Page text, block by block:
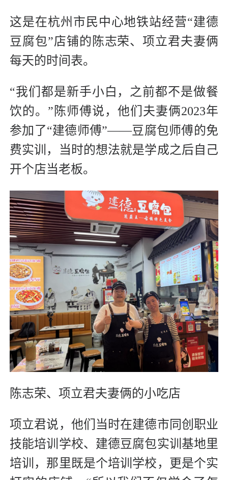
这是在杭州市民中心地铁站经营“建德
豆腐包”店铺的陈志荣、项立君夫妻俩
每天的时间表。
“我们都是新手小白，之前都不是做餐
饮的。”陈师傅说，他们夫妻俩2023年
参加了“建德师傅”——豆腐包师傅的免
费实训，当时的想法就是学成之后自己
开个店当老板。
陈志荣、项立君夫妻俩的小吃店
项立君说，他们当时在建德市同创职业
技能培训学校、建德豆腐包实训基地里
培训，那里既是个培训学校，更是个实